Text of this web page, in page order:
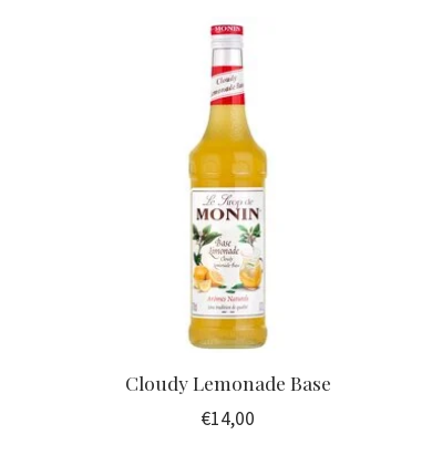
Cloudy Lemonade Base
€14,00